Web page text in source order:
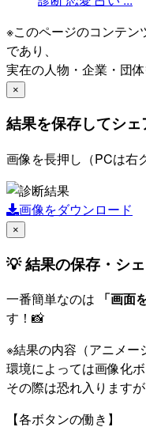
※このページのコンテン
であり、
実在の人物・企業・団
×
結果を保存してシェ
画像を長押し（PCは右
画像をダウンロード
×
💡 結果の保存・シ
一番簡単なのは 「画面
す！📸
※結果の内容（アニメー
環境によっては画像化
その際は恐れ入ります
【各ボタンの働き】